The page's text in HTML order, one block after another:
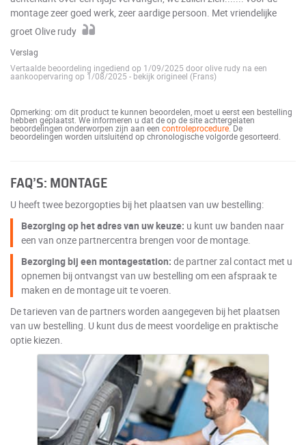
montage zeer goed werk, zeer aardige persoon. Met vriendelijke
groet Olive rudy
Verslag
Vertaalde beoordeling ingediend op 1/09/2025 door olive rudy na een
aankoopervaring op 1/08/2025 - bekijk origineel (Frans)
Opmerking: om dit product te kunnen beoordelen, moet u eerst een bestelling
hebben geplaatst. We informeren u dat de op de site achtergelaten
beoordelingen onderworpen zijn aan een controleprocedure. De
beoordelingen worden uitsluitend op chronologische volgorde gesorteerd.
FAQ’S: MONTAGE
U heeft twee bezorgopties bij het plaatsen van uw bestelling:
Bezorging op het adres van uw keuze: u kunt uw banden naar
een van onze partnercentra brengen voor de montage.
Bezorging bij een montagestation: de partner zal contact met u
opnemen bij ontvangst van uw bestelling om een afspraak te
maken en de montage uit te voeren.
De tarieven van de partners worden aangegeven bij het plaatsen
van uw bestelling. U kunt dus de meest voordelige en praktische
optie kiezen.